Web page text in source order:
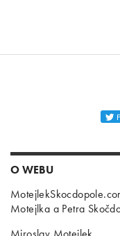
O WEBU
Motejlka a Petra